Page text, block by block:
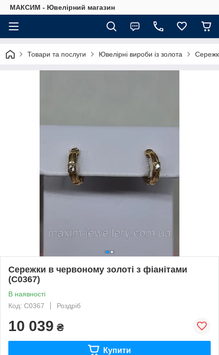
МАКСИМ - Ювелірний магазин
Товари та послуги Ювелірні вироби із золота
Сережки в червоному золоті з фіанітами
(С0367)
В наявності
Код: С0367
Роздріб
10 039 ₴
Купити